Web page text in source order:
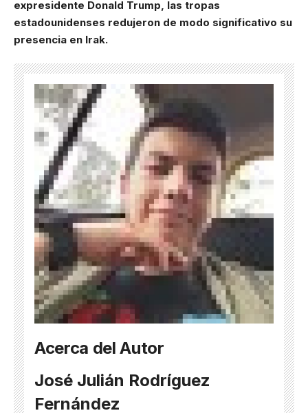
expresidente Donald Trump, las tropas
estadounidenses redujeron de modo significativo su
presencia en Irak.
Acerca del Autor
José Julián Rodríguez
Fernández